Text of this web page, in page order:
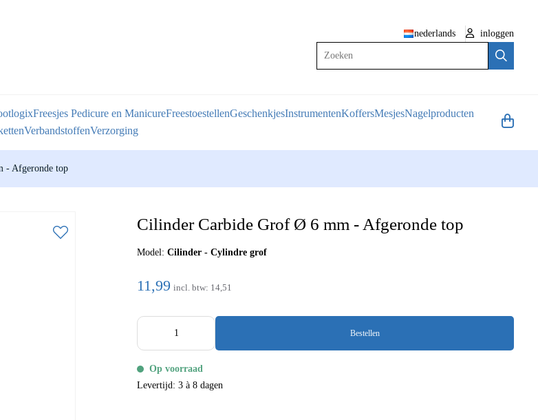
nederlands
inloggen
Freesjes Pedicure en ManicureFreestoestellenGeschenkjesInstrumentenKoffersMesjesNagelproducten
VerbandstoffenVerzorging
- Afgeronde top
Cilinder Carbide Grof Ø 6 mm - Afgeronde top
Model:Cilinder - Cylindre grof
11,99 incl. btw: 14,51
Bestellen
Op voorraad
Levertijd: 3 à 8 dagen